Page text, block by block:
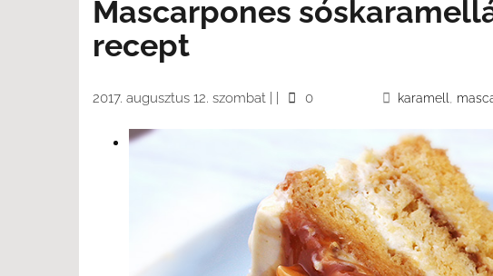
Mascarpones
recept
2017. augusztus 12. szombat 0 karamell ,